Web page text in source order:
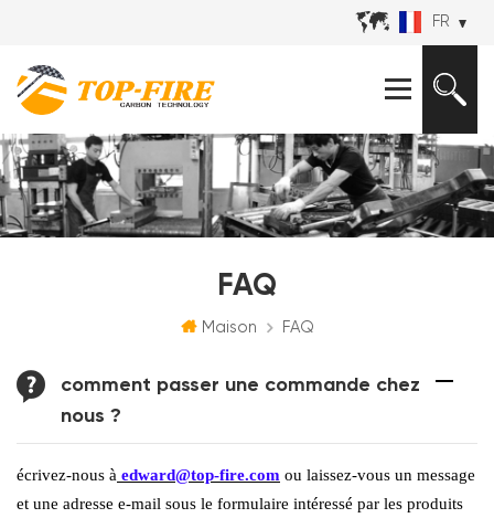
FR
FAQ
Maison FAQ
comment passer une commande chez
nous ?
écrivez-nous à edward@top-fire.com ou laissez-vous un message
et une adresse e-mail sous le formulaire intéressé par les produits